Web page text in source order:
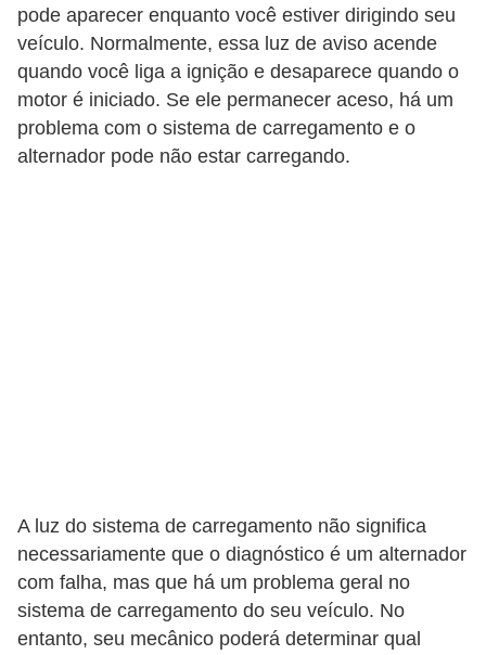
pode aparecer enquanto você estiver dirigindo seu
veículo. Normalmente, essa luz de aviso acende
quando você liga a ignição e desaparece quando o
motor é iniciado. Se ele permanecer aceso, há um
problema com o sistema de carregamento e o
alternador pode não estar carregando.
A luz do sistema de carregamento não significa
necessariamente que o diagnóstico é um alternador
com falha, mas que há um problema geral no
sistema de carregamento do seu veículo. No
entanto, seu mecânico poderá determinar qual
i
a
s
s
o
o
S
e
g